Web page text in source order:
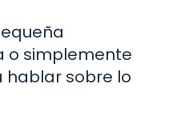
o simplemente
hablar sobre lo